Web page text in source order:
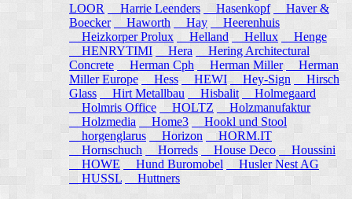
LOOR
Harrie Leenders Hasenkopf
Haver &
Boecker
Haworth Hay
Heerenhuis
Heizkorper Prolux
Helland Hellux
Henge
HENRYTIMI
Hera
Hering Architectural
Concrete
Herman Cph Herman Miller
Herman
Miller Europe
Hess HEWI Hey-Sign
Hirsch
Glass
Hirt Metallbau Hisbalit
Holmegaard
Holmris Office
HOLTZ
Holzmanufaktur
Holzmedia
Home3
Hookl und Stool
horgenglarus
Horizon
HORM.IT
Hornschuch
Horreds House Deco
Houssini
HOWE
Hund Buromobel
Husler Nest AG
HUSSL
Huttners